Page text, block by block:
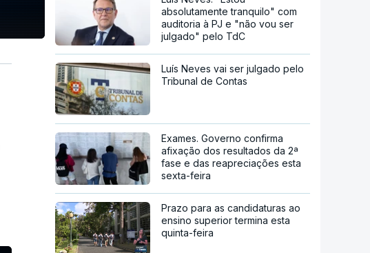
absolutamente tranquilo" com
auditoria à PJ e "não vou ser
julgado" pelo TdC
Luís Neves vai ser julgado pelo
Tribunal de Contas
Exames. Governo confirma
afixação dos resultados da 2ª
fase e das reapreciações esta
sexta-feira
Prazo para as candidaturas ao
ensino superior termina esta
quinta-feira